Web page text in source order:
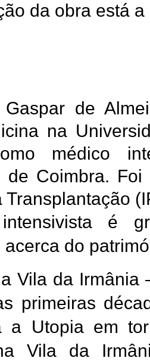
da obra está
de
na
médico
de Coimbra.
Transplantação
é
acerca do
Vila da
primeiras
a Utopia em
Vila da